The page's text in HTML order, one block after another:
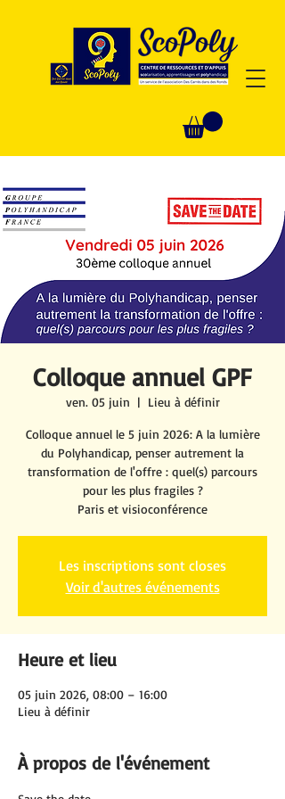
Colloque annuel GPF
ven. 05 juin
  |
Lieu à définir
Colloque annuel le 5 juin 2026: A la lumière
du Polyhandicap, penser autrement la
transformation de l'offre : quel(s) parcours
pour les plus fragiles ?
Paris et visioconférence
Les inscriptions sont closes
Voir d'autres événements
Heure et lieu
05 juin 2026, 08:00 – 16:00
Lieu à définir
À propos de l'événement